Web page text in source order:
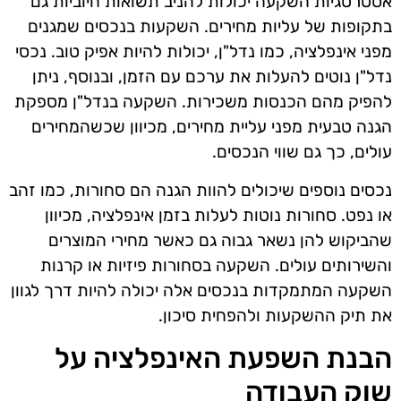
בתקופות של עליות מחירים. השקעות בנכסים שמגנים
מפני אינפלציה, כמו נדל"ן, יכולות להיות אפיק טוב. נכסי
נדל"ן נוטים להעלות את ערכם עם הזמן, ובנוסף, ניתן
להפיק מהם הכנסות משכירות. השקעה בנדל"ן מספקת
הגנה טבעית מפני עליית מחירים, מכיוון שכשהמחירים
עולים, כך גם שווי הנכסים.
נכסים נוספים שיכולים להוות הגנה הם סחורות, כמו זהב
או נפט. סחורות נוטות לעלות בזמן אינפלציה, מכיוון
שהביקוש להן נשאר גבוה גם כאשר מחירי המוצרים
והשירותים עולים. השקעה בסחורות פיזיות או קרנות
השקעה המתמקדות בנכסים אלה יכולה להיות דרך לגוון
את תיק ההשקעות ולהפחית סיכון.
הבנת השפעת האינפלציה על
שוק העבודה